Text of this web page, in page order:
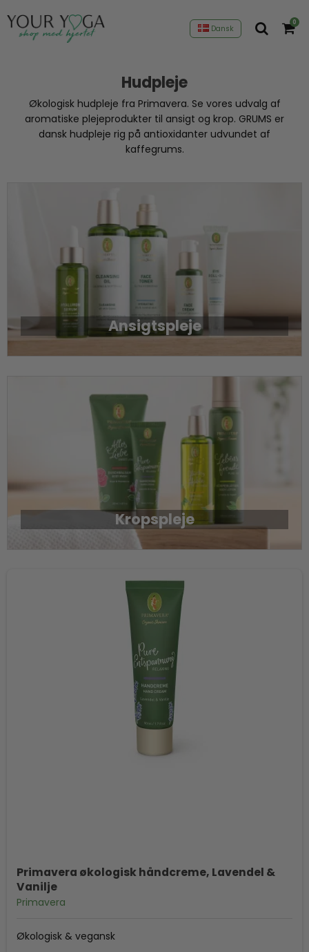
Dansk
0
Hudpleje
Økologisk hudpleje fra Primavera. Se vores udvalg af
aromatiske plejeprodukter til ansigt og krop. GRUMS er
dansk hudpleje rig på antioxidanter udvundet af
kaffegrums.
Ansigtspleje
Kropspleje
Primavera økologisk håndcreme, Lavendel &
Vanilje
Primavera
Økologisk & vegansk